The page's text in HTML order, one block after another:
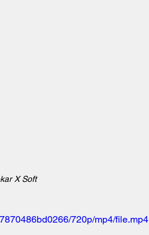
X Soft
720p/mp4/file.mp4